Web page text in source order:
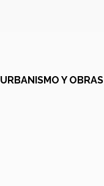
URBANISMO Y OBRAS